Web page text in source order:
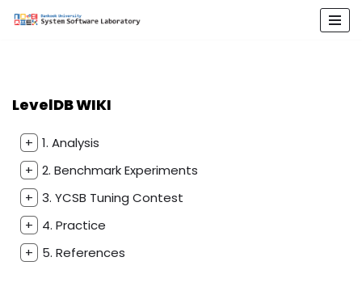
로
너
뛰
기
LevelDB WIKI
+ 1. Analysis
+ 2. Benchmark Experiments
+ 3. YCSB Tuning Contest
+
4. Practice
+
5. References